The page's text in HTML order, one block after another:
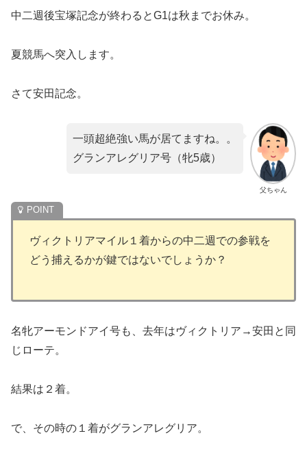
中二週後宝塚記念が終わるとG1は秋までお休み。
夏競馬へ突入します。
さて安田記念。
父ちゃん
一頭超絶強い馬が居てますね。。
グランアレグリア号（牝5歳）
ヴィクトリアマイル１着からの中二週での参戦を
どう捕えるかが鍵ではないでしょうか？
名牝アーモンドアイ号も、去年はヴィクトリア→安田と同
じローテ。
結果は２着。
で、その時の１着がグランアレグリア。